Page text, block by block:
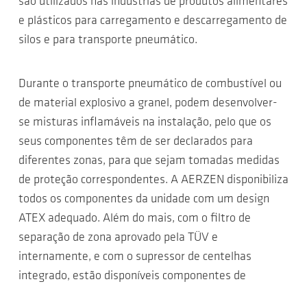
e plásticos para carregamento e descarregamento de
silos e para transporte pneumático.
Durante o transporte pneumático de combustível ou
de material explosivo a granel, podem desenvolver-
se misturas inflamáveis na instalação, pelo que os
seus componentes têm de ser declarados para
diferentes zonas, para que sejam tomadas medidas
de proteção correspondentes. A AERZEN disponibiliza
todos os componentes da unidade com um design
ATEX adequado. Além do mais, com o filtro de
separação de zona aprovado pela TÜV e
internamente, e com o supressor de centelhas
integrado, estão disponíveis componentes de